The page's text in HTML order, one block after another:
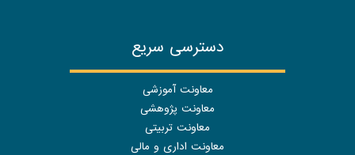
دسترسی سریع
معاونت آموزشی
معاونت پژوهشی
معاونت تربیتی
معاونت اداری و مالی